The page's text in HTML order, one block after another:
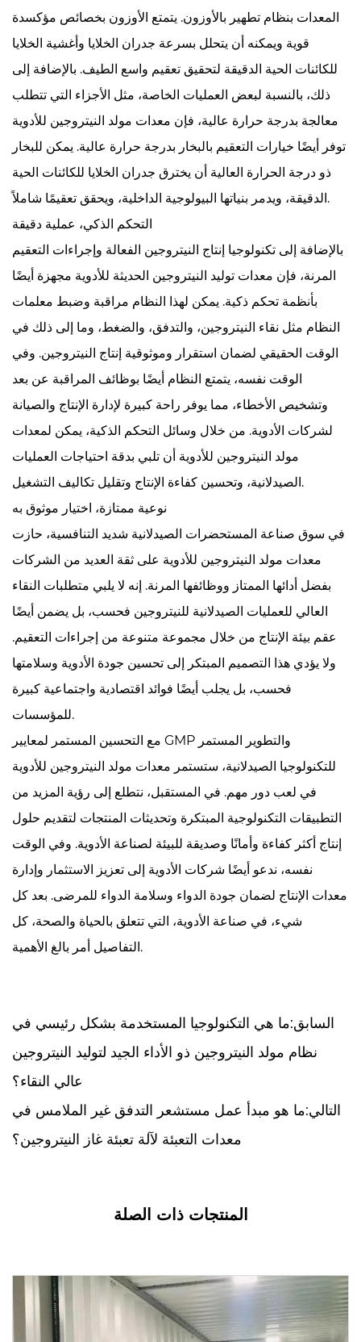
المعدات بنظام تطهير بالأوزون. يتمتع الأوزون بخصائص مؤكسدة
قوية ويمكنه أن يتحلل بسرعة جدران الخلايا وأغشية الخلايا
للكائنات الحية الدقيقة لتحقيق تعقيم واسع الطيف. بالإضافة إلى
ذلك، بالنسبة لبعض العمليات الخاصة، مثل الأجزاء التي تتطلب
معالجة بدرجة حرارة عالية، فإن معدات مولد النيتروجين للأدوية
توفر أيضًا خيارات التعقيم بالبخار بدرجة حرارة عالية. يمكن للبخار
ذو درجة الحرارة العالية أن يخترق جدران الخلايا للكائنات الحية
الدقيقة، ويدمر بنياتها البيولوجية الداخلية، ويحقق تعقيمًا شاملاً.
التحكم الذكي، عملية دقيقة
بالإضافة إلى تكنولوجيا إنتاج النيتروجين الفعالة وإجراءات التعقيم
المرنة، فإن معدات توليد النيتروجين الحديثة للأدوية مجهزة أيضًا
بأنظمة تحكم ذكية. يمكن لهذا النظام مراقبة وضبط معلمات
النظام مثل نقاء النيتروجين، والتدفق، والضغط، وما إلى ذلك في
الوقت الحقيقي لضمان استقرار وموثوقية إنتاج النيتروجين. وفي
الوقت نفسه، يتمتع النظام أيضًا بوظائف المراقبة عن بعد
وتشخيص الأخطاء، مما يوفر راحة كبيرة لإدارة الإنتاج والصيانة
لشركات الأدوية. من خلال وسائل التحكم الذكية، يمكن لمعدات
مولد النيتروجين للأدوية أن تلبي بدقة احتياجات العمليات
الصيدلانية، وتحسين كفاءة الإنتاج وتقليل تكاليف التشغيل.
نوعية ممتازة، اختيار موثوق به
في سوق صناعة المستحضرات الصيدلانية شديد التنافسية، حازت
معدات مولد النيتروجين للأدوية على ثقة العديد من الشركات
بفضل أدائها الممتاز ووظائفها المرنة. إنه لا يلبي متطلبات النقاء
العالي للعمليات الصيدلانية للنيتروجين فحسب، بل يضمن أيضًا
عقم بيئة الإنتاج من خلال مجموعة متنوعة من إجراءات التعقيم.
ولا يؤدي هذا التصميم المبتكر إلى تحسين جودة الأدوية وسلامتها
فحسب، بل يجلب أيضًا فوائد اقتصادية واجتماعية كبيرة
للمؤسسات.
مع التحسين المستمر لمعايير GMP والتطوير المستمر
للتكنولوجيا الصيدلانية، ستستمر معدات مولد النيتروجين للأدوية
في لعب دور مهم. في المستقبل، نتطلع إلى رؤية المزيد من
التطبيقات التكنولوجية المبتكرة وتحديثات المنتجات لتقديم حلول
إنتاج أكثر كفاءة وأمانًا وصديقة للبيئة لصناعة الأدوية. وفي الوقت
نفسه، ندعو أيضًا شركات الأدوية إلى تعزيز الاستثمار وإدارة
معدات الإنتاج لضمان جودة الدواء وسلامة الدواء للمرضى. بعد كل
شيء، في صناعة الأدوية، التي تتعلق بالحياة والصحة، كل
التفاصيل أمر بالغ الأهمية.
السابق:ما هي التكنولوجيا المستخدمة بشكل رئيسي في
نظام مولد النيتروجين ذو الأداء الجيد لتوليد النيتروجين
عالي النقاء؟
التالي:ما هو مبدأ عمل مستشعر التدفق غير الملامس في
معدات التعبئة لآلة تعبئة غاز النيتروجين؟
المنتجات ذات الصلة